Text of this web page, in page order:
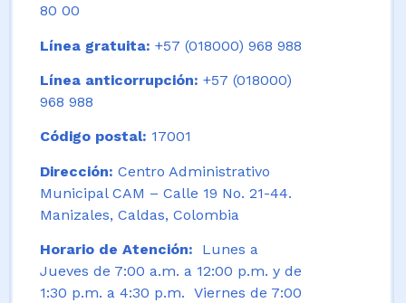
80 00
Línea gratuita: +57 (018000) 968 988
Línea anticorrupción: +57 (018000)
968 988
Código postal: 17001
Dirección: Centro Administrativo
Municipal CAM – Calle 19 No. 21-44.
Manizales, Caldas, Colombia
Horario de Atención: Lunes a
Jueves de 7:00 a.m. a 12:00 p.m. y de
1:30 p.m. a 4:30 p.m. Viernes de 7:00